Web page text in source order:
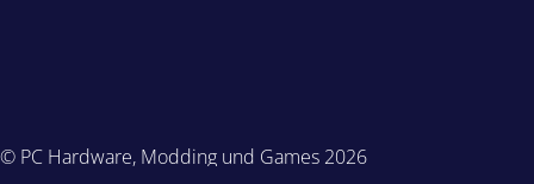
© PC Hardware, Modding und Games 2026